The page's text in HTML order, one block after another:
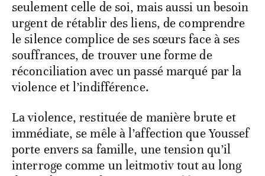
seulement celle de soi, mais aussi un besoin
urgent de rétablir des liens, de comprendre
le silence complice de ses sœurs face à ses
souffrances, de trouver une forme de
réconciliation avec un passé marqué par la
violence et l’indifférence.
La violence, restituée de manière brute et
immédiate, se mêle à l’affection que Youssef
porte envers sa famille, une tension qu’il
interroge comme un leitmotiv tout au long